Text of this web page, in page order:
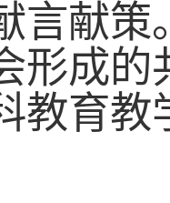
言献
形成
教育